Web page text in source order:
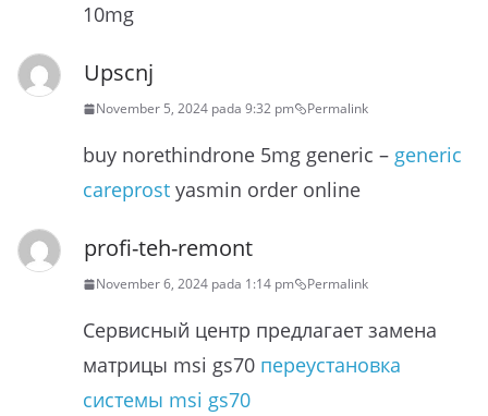
10mg
Upscnj
November 5, 2024 pada 9:32 pm Permalink
buy norethindrone 5mg generic – generic
careprost yasmin order online
profi-teh-remont
November 6, 2024 pada 1:14 pm Permalink
Сервисный центр предлагает замена
матрицы msi gs70 переустановка
системы msi gs70